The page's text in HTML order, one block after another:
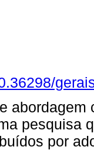
pesquisa
por